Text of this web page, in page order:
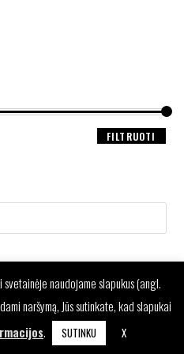
FILTRUOTI
naudojame slapukus (angl.
naršymą, Jūs sutinkate, kad slapukai
. SUTINKU X